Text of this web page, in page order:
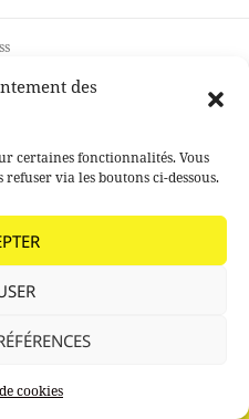
des
certaines fonctionnalités. Vous
refuser via les boutons ci-dessous.
cookies